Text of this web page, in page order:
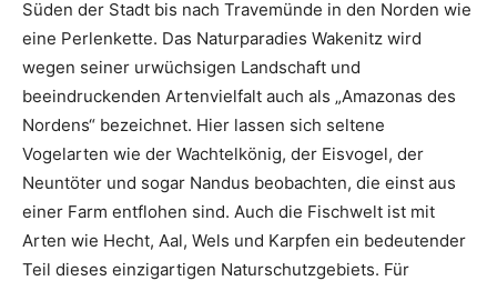
Süden der Stadt bis nach Travemünde in den Norden wie
eine Perlenkette. Das Naturparadies Wakenitz wird
wegen seiner urwüchsigen Landschaft und
beeindruckenden Artenvielfalt auch als „Amazonas des
Nordens“ bezeichnet. Hier lassen sich seltene
Vogelarten wie der Wachtelkönig, der Eisvogel, der
Neuntöter und sogar Nandus beobachten, die einst aus
einer Farm entflohen sind. Auch die Fischwelt ist mit
Arten wie Hecht, Aal, Wels und Karpfen ein bedeutender
Teil dieses einzigartigen Naturschutzgebiets. Für